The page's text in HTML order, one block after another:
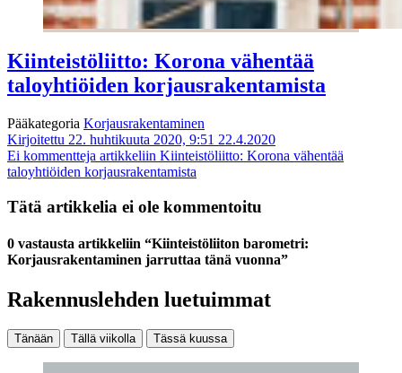
Kiinteistöliitto: Korona vähentää
taloyhtiöiden korjausrakentamista
Pääkategoria Korjausrakentaminen
Kirjoitettu 22. huhtikuuta 2020, 9:51 22.4.2020
Ei kommentteja artikkeliin Kiinteistöliitto: Korona vähentää
taloyhtiöiden korjausrakentamista
Tätä artikkelia ei ole kommentoitu
0 vastausta artikkeliin “Kiinteistöliiton barometri:
Korjausrakentaminen jarruttaa tänä vuonna”
Rakennuslehden luetuimmat
Tänään Tällä viikolla Tässä kuussa